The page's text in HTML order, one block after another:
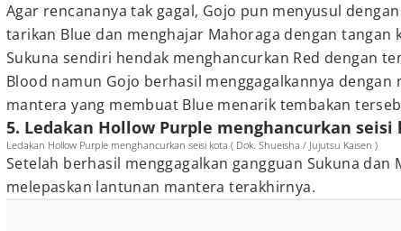
Agar rencananya tak gagal, Gojo pun menyusul
tarikan Blue dan menghajar Mahoraga dengan tangan
Sukuna sendiri hendak menghancurkan Red dengan
Blood namun Gojo berhasil menggagalkannya dengan
mantera yang membuat Blue menarik tembakan
5. Ledakan Hollow Purple menghancurkan seisi
Ledakan Hollow Purple menghancurkan seisi kota ( Dok. Shueisha / Jujutsu Kaisen )
Setelah berhasil menggagalkan gangguan Sukuna dan
melepaskan lantunan mantera terakhirnya.